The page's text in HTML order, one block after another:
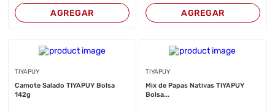
AGREGAR AGREGAR
TIYAPUY
Camote Salado TIYAPUY Bolsa
142g
TIYAPUY
Mix de Papas Nativas TIYAPUY
Bolsa...